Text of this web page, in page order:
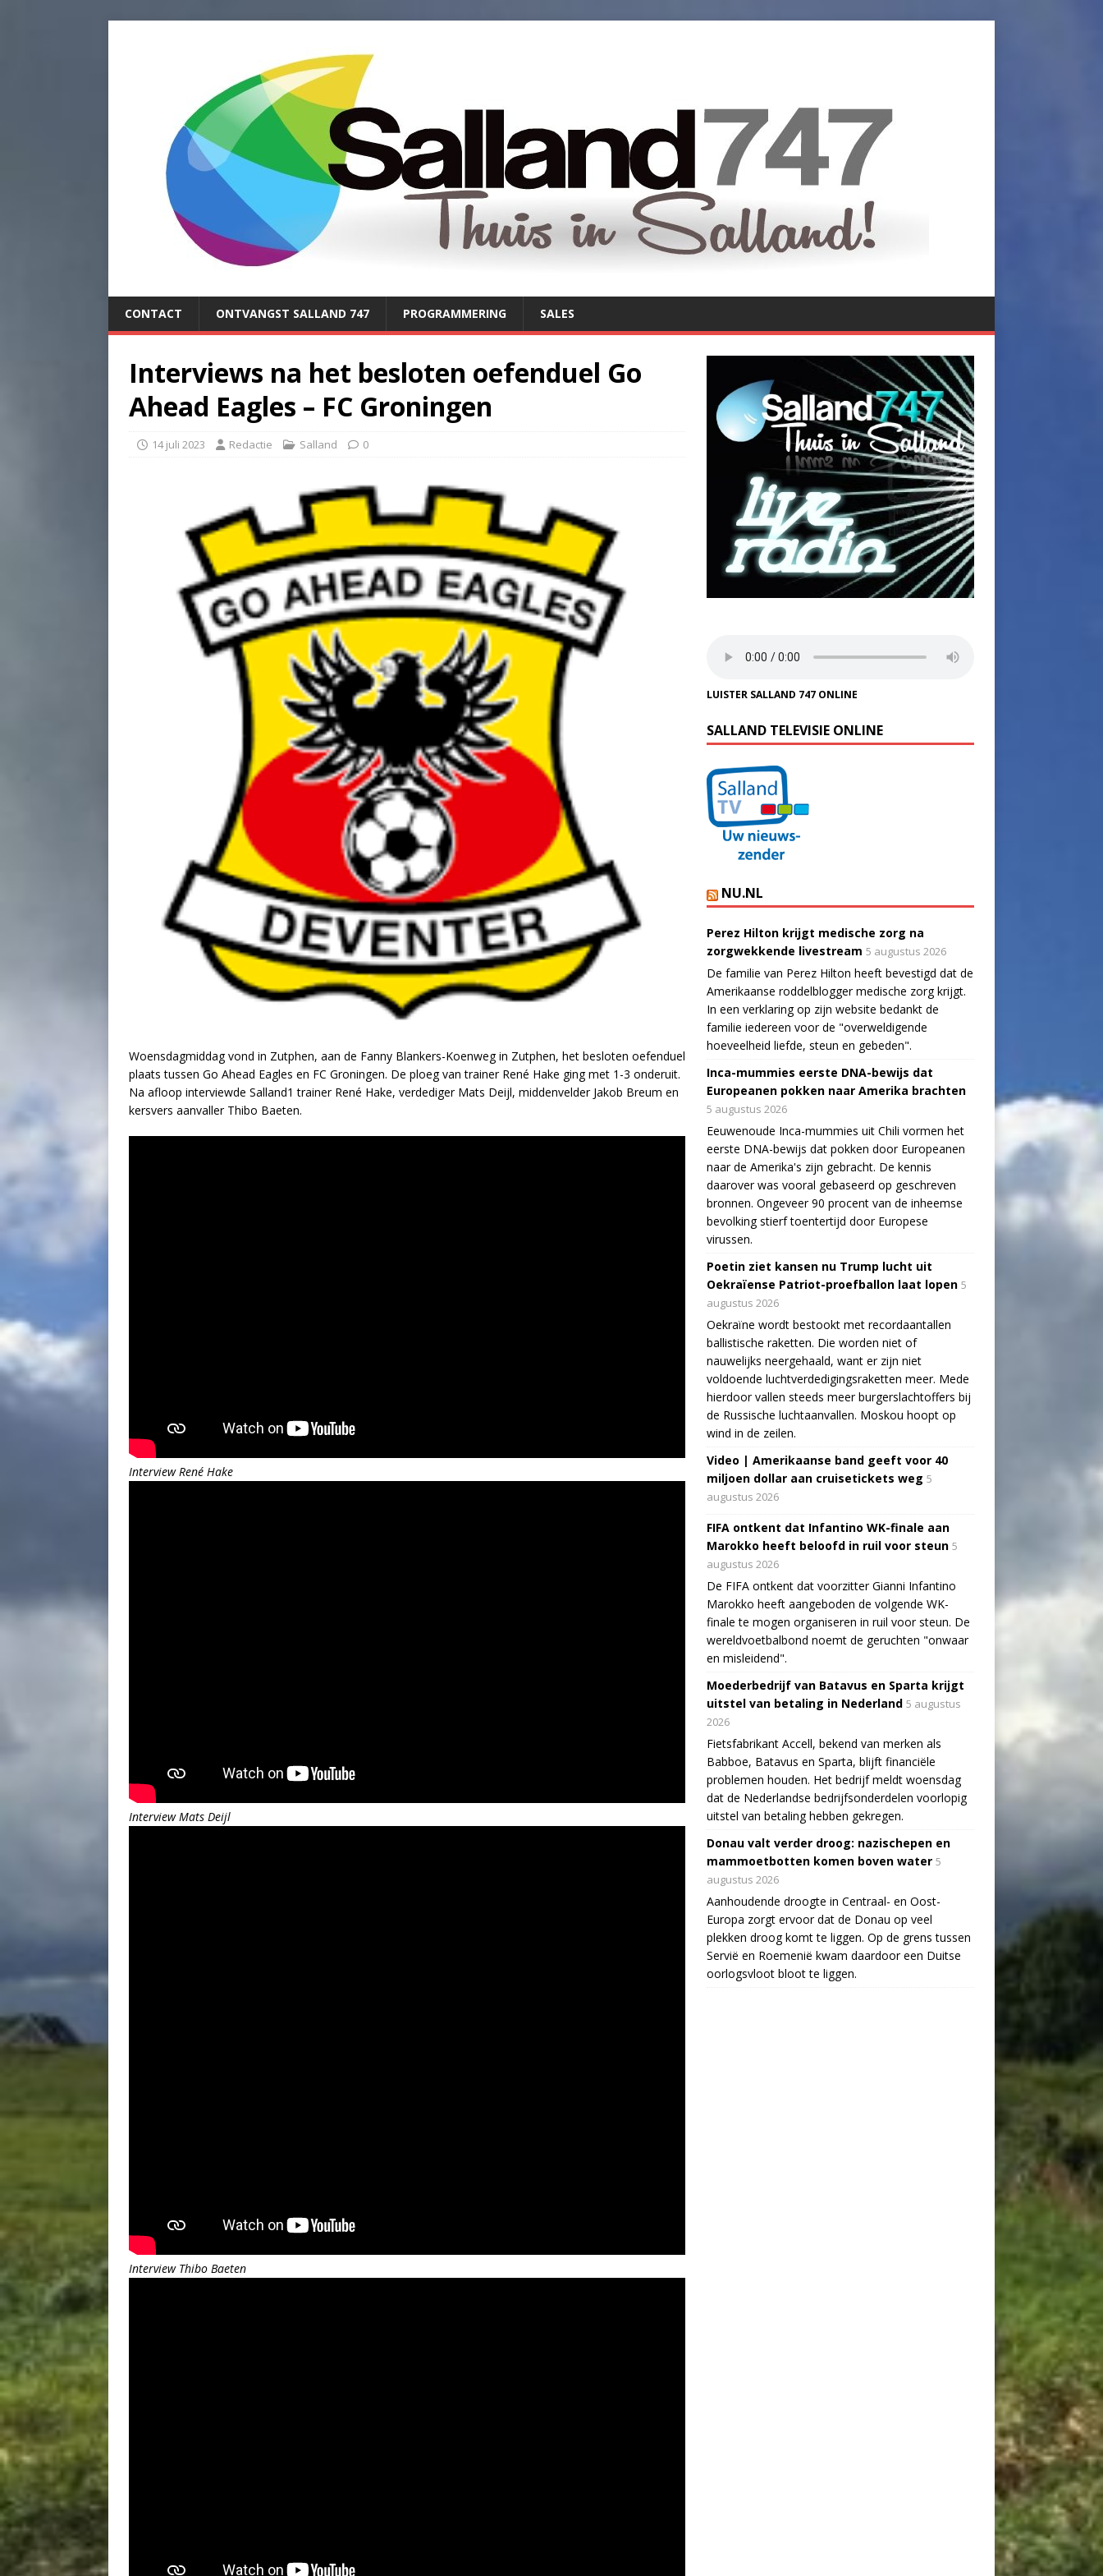
CONTACT ONTVANGST SALLAND 747 PROGRAMMERING SALES
Interviews na het besloten oefenduel Go
Ahead Eagles – FC Groningen
14 juli 2023 Redactie Salland 0
Woensdagmiddag vond in Zutphen, aan de Fanny Blankers-Koenweg in Zutphen, het besloten oefenduel
plaats tussen Go Ahead Eagles en FC Groningen. De ploeg van trainer René Hake ging met 1-3 onderuit.
Na afloop interviewde Salland1 trainer René Hake, verdediger Mats Deijl, middenvelder Jakob Breum en
kersvers aanvaller Thibo Baeten.
Interview René Hake
Interview Mats Deijl
Interview Thibo Baeten
LUISTER SALLAND 747 ONLINE
SALLAND TELEVISIE ONLINE
NU.NL
Perez Hilton krijgt medische zorg na
zorgwekkende livestream 5 augustus 2026
De familie van Perez Hilton heeft bevestigd dat de
Amerikaanse roddelblogger medische zorg krijgt.
In een verklaring op zijn website bedankt de
familie iedereen voor de "overweldigende
hoeveelheid liefde, steun en gebeden".
Inca-mummies eerste DNA-bewijs dat
Europeanen pokken naar Amerika brachten
5 augustus 2026
Eeuwenoude Inca-mummies uit Chili vormen het
eerste DNA-bewijs dat pokken door Europeanen
naar de Amerika's zijn gebracht. De kennis
daarover was vooral gebaseerd op geschreven
bronnen. Ongeveer 90 procent van de inheemse
bevolking stierf toentertijd door Europese
virussen.
Poetin ziet kansen nu Trump lucht uit
Oekraïense Patriot-proefballon laat lopen 5
augustus 2026
Oekraïne wordt bestookt met recordaantallen
ballistische raketten. Die worden niet of
nauwelijks neergehaald, want er zijn niet
voldoende luchtverdedigingsraketten meer. Mede
hierdoor vallen steeds meer burgerslachtoffers bij
de Russische luchtaanvallen. Moskou hoopt op
wind in de zeilen.
Video | Amerikaanse band geeft voor 40
miljoen dollar aan cruisetickets weg 5
augustus 2026
FIFA ontkent dat Infantino WK-finale aan
Marokko heeft beloofd in ruil voor steun 5
augustus 2026
De FIFA ontkent dat voorzitter Gianni Infantino
Marokko heeft aangeboden de volgende WK-
finale te mogen organiseren in ruil voor steun. De
wereldvoetbalbond noemt de geruchten "onwaar
en misleidend".
Moederbedrijf van Batavus en Sparta krijgt
uitstel van betaling in Nederland 5 augustus
2026
Fietsfabrikant Accell, bekend van merken als
Babboe, Batavus en Sparta, blijft financiële
problemen houden. Het bedrijf meldt woensdag
dat de Nederlandse bedrijfsonderdelen voorlopig
uitstel van betaling hebben gekregen.
Donau valt verder droog: nazischepen en
mammoetbotten komen boven water 5
augustus 2026
Aanhoudende droogte in Centraal- en Oost-
Europa zorgt ervoor dat de Donau op veel
plekken droog komt te liggen. Op de grens tussen
Servië en Roemenië kwam daardoor een Duitse
oorlogsvloot bloot te liggen.